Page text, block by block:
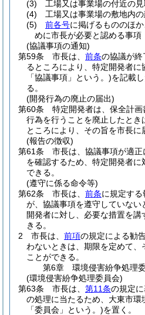
(3)
工場又は事業場の付近の見
(4)
工場又は事業場の敷地内
(5)
前各号に掲げるもののほ
めに市長が必要と認める事項
(協議事項の通知)
第59条
市長は、 前条の協議が終
るところにより、特定開発者に
「協議事項」という。)を記載
る。
(開発行為の廃止の届出)
第60条
特定開発者は、保全計
行為を行うことを廃止したとき
ところにより、その旨を市長に
(報告の徴収)
第61条
市長は、協議事項が適
を確認するため、特定開発者
できる。
(遵守に係る命令等)
第62条
市長は、 前条に規定す
が、協議事項を遵守していない
開発者に対し、必要な措置を
きる。
2
市長は、 前項の規定による勧
わないときは、期限を定めて
ことができる。
第6章
環境侵害紛争処理
(環境侵害紛争処理委員会)
第63条
市長は、 第11条の規定
の処理に当たるため、大東市環
「委員会」という。)を置く。